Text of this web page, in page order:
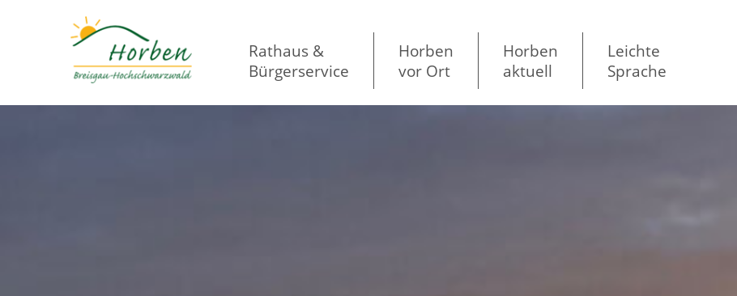
Rathaus &
Bürgerservice
Horben
vor Ort
Horben
aktuell
Leichte
Sprache